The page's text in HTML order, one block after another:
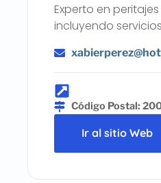
Experto en
incluyendo
Código Postal:
Ir al sitio Web